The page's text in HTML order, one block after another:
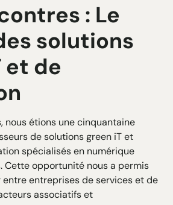
: Le
solutions
et de
nous étions une cinquantaine
de solutions green iT et
spécialisés en numérique
Cette opportunité nous a permis
entreprises de services et de
associatifs et